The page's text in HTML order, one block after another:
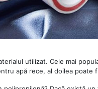
utilizat. Cele mai
apă rece, al doilea poate